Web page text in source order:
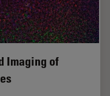
Imaging of